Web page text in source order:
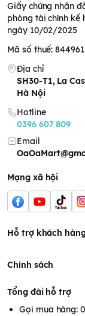
Giấy chứng nhận
phòng tài chính kế
ngày 10/02/2025
Mã số thuế:
Địa chỉ
SH30-T1, La
Hà Nội
Hotline
0396 607 809
Email
Mạng xã hội
Hỗ trợ khách
Chính sách
Tổng đài hỗ trợ
Gọi mua hàng: